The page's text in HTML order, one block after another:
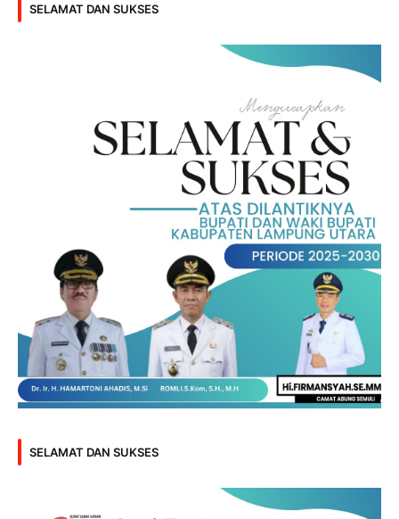
SELAMAT DAN SUKSES
SELAMAT DAN SUKSES